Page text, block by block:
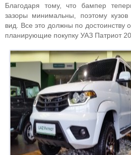
Благодаря тому, что бампер
зазоры минимальны, поэтому
вид. Все это должны по достоинству
планирующие покупку УАЗ Патриот